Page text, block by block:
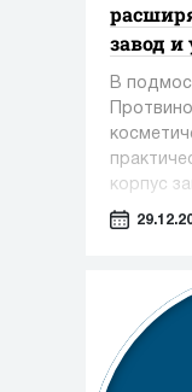
завод
В
корпус